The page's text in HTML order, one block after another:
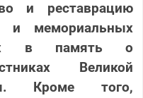
и реставрацию
и мемориальных
в память о
Великой
Кроме того,